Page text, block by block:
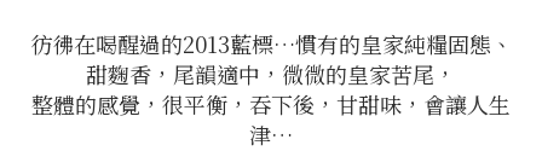
彷彿在喝醒過的2013藍標…慣有的皇家純糧固態、
甜麴香，尾韻適中，微微的皇家苦尾，
整體的感覺，很平衡，吞下後，甘甜味，會讓人生
津…